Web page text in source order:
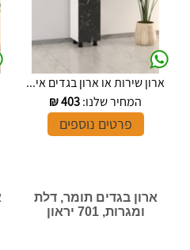
ארון שירות או ארון בגדים אי...
המחיר שלנו:403
₪
פרטים נוספים
ארון בגדים תומר, דלת
ומגרות, 701 יראון